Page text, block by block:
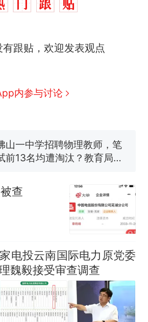
有跟贴，欢迎发表观点
内参与讨论
十多万人报名的考试，成绩
，刚改国名，总统就邀请中
……
频丨只要一枚命中就能让航
山一中学招聘物理教师，笔
前13名均遭淘汰？教育局：
核查
全部作废，公平么？
查
电投云南国际电力原党委
魏毅接受审查调查